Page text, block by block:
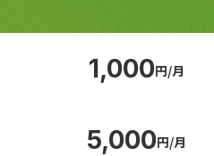
1,000円/月
5,000円/月